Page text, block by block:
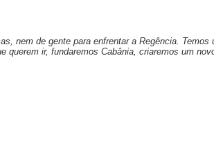
nem de gente para enfrentar a Regência.
querem ir, fundaremos Cabânia, criaremos um